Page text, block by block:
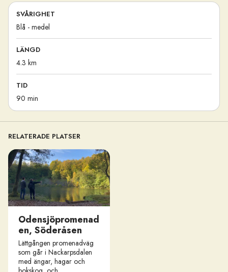
SVÅRIGHET
Blå - medel
LÄNGD
4.3 km
TID
90 min
RELATERADE PLATSER
Odensjöpromenad
en, Söderåsen
Lättgången promenadväg
som går i Nackarpsdalen
med ängar, hagar och